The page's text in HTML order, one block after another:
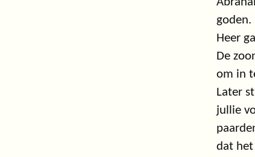
goden.
Heer
De
om in
Later
jullie
dat het